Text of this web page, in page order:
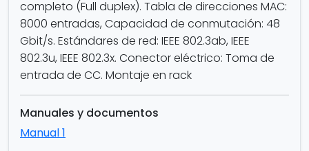
completo (Full duplex). Tabla de direcciones MAC:
8000 entradas, Capacidad de conmutación: 48
Gbit/s. Estándares de red: IEEE 802.3ab, IEEE
802.3u, IEEE 802.3x. Conector eléctrico: Toma de
entrada de CC. Montaje en rack
Manuales y documentos
Manual 1